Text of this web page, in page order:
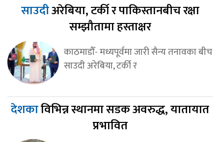
साउदीअरेबिया, टर्की र पाकिस्तानबीच रक्षा
सम्झौतामा हस्ताक्षर
काठमाडौँ- मध्यपूर्वमा जारी सैन्य तनावका बीच
साउदी अरेबिया, टर्की र
देशकाविभिन्न स्थानमा सडक अवरुद्ध, यातायात
प्रभावित